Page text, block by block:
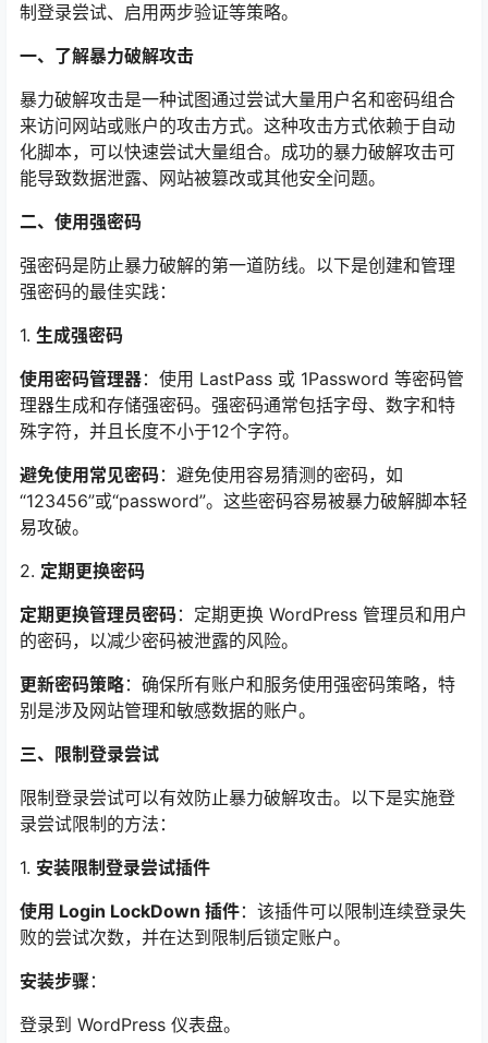
制登录尝试、启用两步验证等策略。
一、了解暴力破解攻击
暴力破解攻击是一种试图通过尝试大量用户名和密码组合
来访问网站或账户的攻击方式。这种攻击方式依赖于自动
化脚本，可以快速尝试大量组合。成功的暴力破解攻击可
能导致数据泄露、网站被篡改或其他安全问题。
二、使用强密码
强密码是防止暴力破解的第一道防线。以下是创建和管理
强密码的最佳实践：
1. 生成强密码
使用密码管理器：使用 LastPass 或 1Password 等密码管
理器生成和存储强密码。强密码通常包括字母、数字和特
殊字符，并且长度不小于12个字符。
避免使用常见密码：避免使用容易猜测的密码，如
“123456”或“password”。这些密码容易被暴力破解脚本轻
易攻破。
2. 定期更换密码
定期更换管理员密码：定期更换 WordPress 管理员和用户
的密码，以减少密码被泄露的风险。
更新密码策略：确保所有账户和服务使用强密码策略，特
别是涉及网站管理和敏感数据的账户。
三、限制登录尝试
限制登录尝试可以有效防止暴力破解攻击。以下是实施登
录尝试限制的方法：
1. 安装限制登录尝试插件
使用 Login LockDown 插件：该插件可以限制连续登录失
败的尝试次数，并在达到限制后锁定账户。
安装步骤 ：
登录到 WordPress 仪表盘。